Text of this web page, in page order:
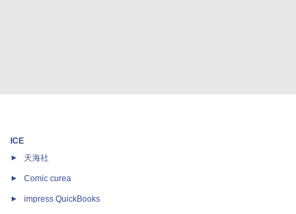
ICE
天海社
Comic curea
impress QuickBooks